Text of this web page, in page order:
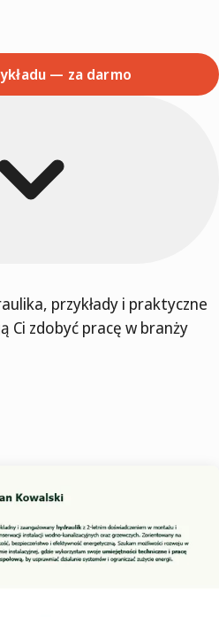
— za darmo
przykłady i praktyczne
Ci zdobyć pracę w branży